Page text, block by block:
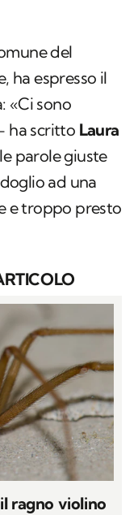
del
ha espresso il
«Ci sono
ha scritto Laura
parole giuste
ad una
e troppo presto
ragno violino